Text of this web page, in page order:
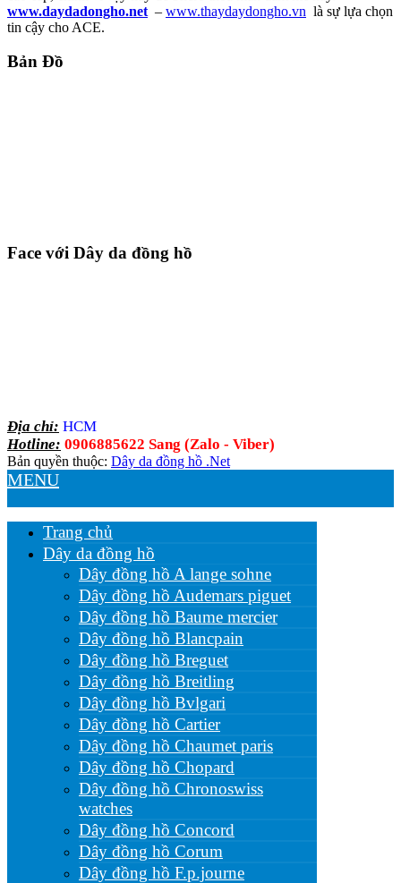
www.daydadongho.net – www.thaydaydongho.vn là sự lựa chọn
tin cậy cho ACE.
Bản Đồ
Face với Dây da đồng hồ
Địa chỉ: HCM
Hotline: 0906885622 Sang (Zalo - Viber)
Bản quyền thuộc: Dây da đồng hồ .Net
MENU
Trang chủ
Dây da đồng hồ
Dây đồng hồ A lange sohne
Dây đồng hồ Audemars piguet
Dây đồng hồ Baume mercier
Dây đồng hồ Blancpain
Dây đồng hồ Breguet
Dây đồng hồ Breitling
Dây đồng hồ Bvlgari
Dây đồng hồ Cartier
Dây đồng hồ Chaumet paris
Dây đồng hồ Chopard
Dây đồng hồ Chronoswiss
watches
Dây đồng hồ Concord
Dây đồng hồ Corum
Dây đồng hồ F.p.journe